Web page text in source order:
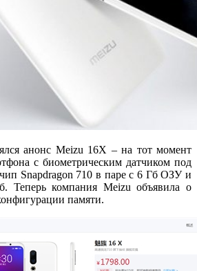
анонс Meizu 16X – на тот момент
с биометрическим датчиком под
Snapdragon 710 в паре с 6 Гб ОЗУ и
Теперь компания Meizu объявила о
памяти.